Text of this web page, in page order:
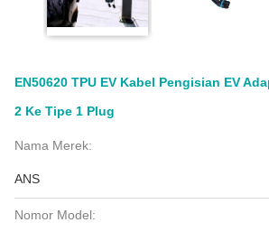
EN50620 TPU EV Kabel Pengisian EV
2 Ke Tipe 1 Plug
Nama Merek:
ANS
Nomor Model: